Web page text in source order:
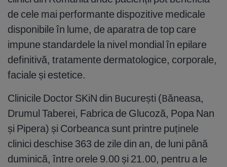
de cele mai performante dispozitive medicale
disponibile în lume, de aparatra de top care
impune standardele la nivel mondial în epilare
definitivă, tratamente dermatologice, corporale,
faciale și estetice.
Clinicile Doctor SKiN din București (Băneasa,
Drumul Taberei, Fabrica de Glucoză, Popa Nan
și Pipera) și Corbeanca sunt printre puținele
clinici deschise 363 de zile din an, de luni până
duminică, între orele 9.00 și 21.00, pentru a le